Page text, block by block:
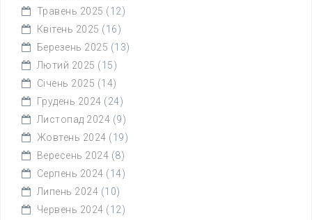
Травень 2025 (12)
Квітень 2025 (16)
Березень 2025 (13)
Лютий 2025 (15)
Січень 2025 (14)
Грудень 2024 (24)
Листопад 2024 (9)
Жовтень 2024 (19)
Вересень 2024 (8)
Серпень 2024 (14)
Липень 2024 (10)
Червень 2024 (12)